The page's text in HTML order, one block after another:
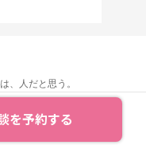
を予約する
、人だと思う。